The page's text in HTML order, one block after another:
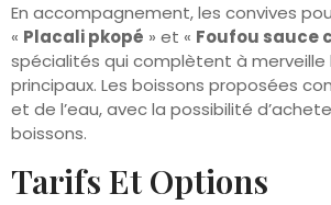
En accompagnement, les convives
« Placali pkopé » et « Foufou sauce
spécialités qui complètent à merveille
principaux. Les boissons proposées
et de l’eau, avec la possibilité
boissons.
Tarifs Et Options